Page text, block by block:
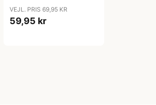
VEJL. PRIS 69,95 KR
59,95 kr